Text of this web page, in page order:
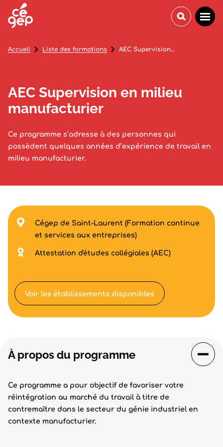
AEC Supervision en milieu
manufacturier
Ce programme s’adresse à des personnes qui
possèdent quelques années d’expérience de travail en
milieu manufacturier.
Accueil Liste des formations AEC Supervision en milieu manufacturier
À propos du programme
Ce programme a pour objectif de favoriser votre
réintégration au marché du travail à titre de
contremaître dans le secteur du génie industriel en
contexte manufacturier.
Cégep de Saint-Laurent (Formation continue
et services aux entreprises)
Attestation d'études collégiales (AEC)
Voir les établissements disponibles